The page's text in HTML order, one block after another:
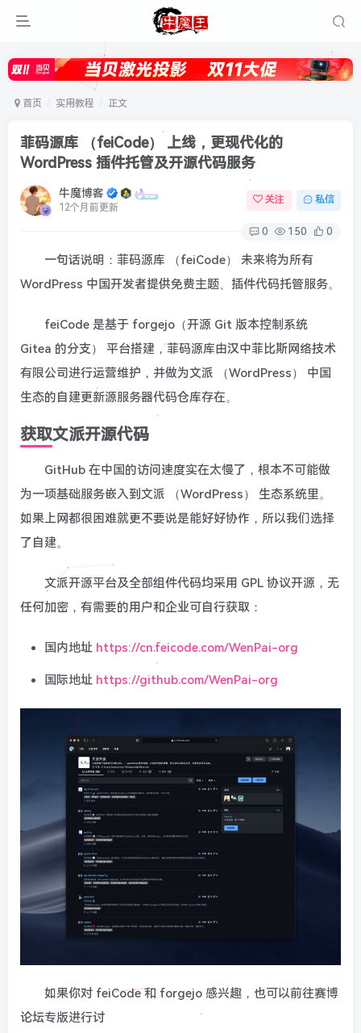
首页 实用教程 正文
菲码源库 （feiCode） 上线，更现代化的
WordPress 插件托管及开源代码服务
牛魔博客
12个月前更新
关注 私信
0 150 0
一句话说明：菲码源库 （feiCode） 未来将为所有
WordPress 中国开发者提供免费主题、插件代码托管服务。
feiCode 是基于 forgejo（开源 Git 版本控制系统
Gitea 的分支） 平台搭建，菲码源库由汉中菲比斯网络技术
有限公司进行运营维护，并做为文派 （WordPress） 中国
生态的自建更新源服务器代码仓库存在。
获取文派开源代码
GitHub 在中国的访问速度实在太慢了，根本不可能做
为一项基础服务嵌入到文派 （WordPress） 生态系统里。
如果上网都很困难就更不要说是能好好协作，所以我们选择
了自建。
文派开源平台及全部组件代码均采用 GPL 协议开源，无
任何加密，有需要的用户和企业可自行获取：
国内地址 https://cn.feicode.com/WenPai-org
国际地址 https://github.com/WenPai-org
如果你对 feiCode 和 forgejo 感兴趣，也可以前往赛博
论坛专版进行讨